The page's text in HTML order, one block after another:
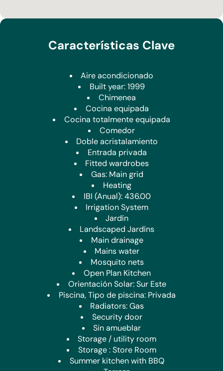
con dos modernas duchas.
En el exterior, la villa realmente destaca. Una gran piscina
está rodeada de amplias terrazas y complementada por una
recibir invitados. Una segunda terraza amplia cuenta con
atractivas terrazas compuestas, mientras que varias zonas
adicionales de descanso ofrecen espacios tranquilos para
relajarse. Otros beneficios incluyen un cobertizo de
almacenamiento útil y una sala de servicio integrada.
Debajo de la terraza de la piscina hay otra terraza de ancho
completo con acceso a una estructura subterránea
considerable que actualmente se utiliza como oficina en
casa, ofreciendo un excelente potencial para una variedad
de usos.
Los jardines ajardinados están bien abastecidos con una
variedad de árboles frutales, mientras que la mayoría de los
jardines han sido rematados con grava decorativa para
facilitar el mantenimiento.
Características adicionales incluyen:
Doble acristalamiento en todo el área
Mosquiteros instalados
Ventiladores de techo
Aire acondicionado en habitaciones seleccionadas
Gas de red y drenaje
Oficina en casa/gran construcción
Características Clave
Aire acondicionado
Built year: 1999
Chimenea
Cocina equipada
Cocina totalmente equipada
Comedor
Doble acristalamiento
Entrada privada
Fitted wardrobes
Gas: Main grid
Heating
IBI (Anual): 436.00
Irrigation System
Jardín
Landscaped Jardíns
Main drainage
Mains water
Mosquito nets
Open Plan Kitchen
Orientación Solar: Sur Este
Piscina, Tipo de piscina: Privada
Radiators: Gas
Security door
Sin amueblar
Storage / utility room
Storage : Store Room
Summer kitchen with BBQ